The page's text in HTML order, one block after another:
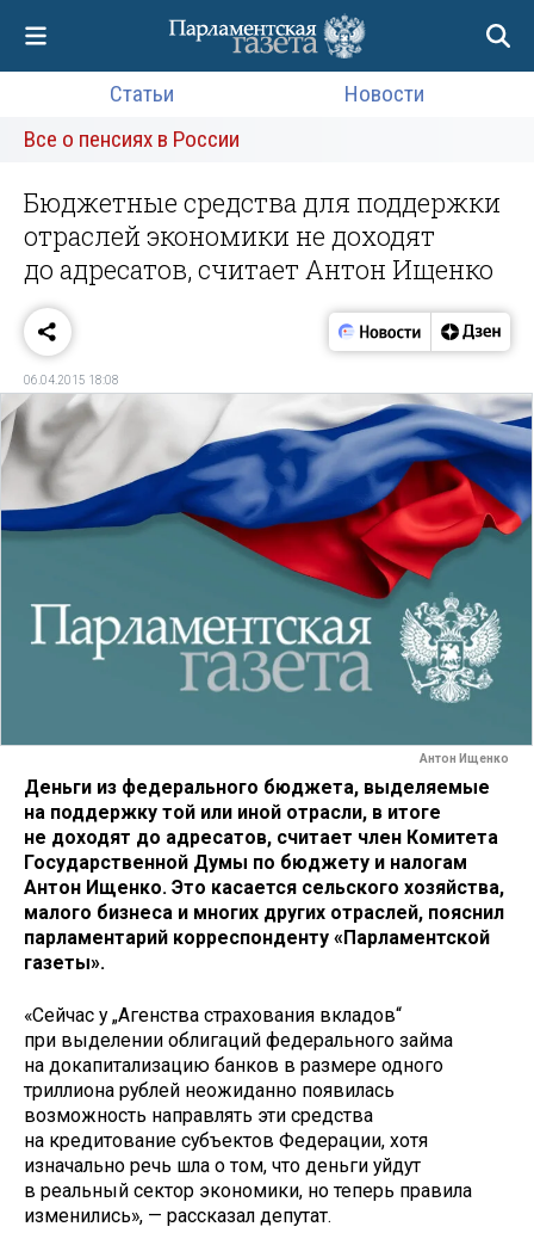
Статьи
Новости
Все о пенсиях в России
Бюджетные средства для поддержки
отраслей экономики не доходят
до адресатов, считает Антон Ищенко
06.04.2015 18:08
Антон Ищенко
Деньги из федерального бюджета, выделяемые
на поддержку той или иной отрасли, в итоге
не доходят до адресатов, считает член Комитета
Государственной Думы по бюджету и налогам
Антон Ищенко. Это касается сельского хозяйства,
малого бизнеса и многих других отраслей, пояснил
парламентарий корреспонденту «Парламентской
газеты».
«Сейчас у „Агенства страхования вкладов“
при выделении облигаций федерального займа
на докапитализацию банков в размере одного
триллиона рублей неожиданно появилась
возможность направлять эти средства
на кредитование субъектов Федерации, хотя
изначально речь шла о том, что деньги уйдут
в реальный сектор экономики, но теперь правила
изменились», — рассказал депутат.